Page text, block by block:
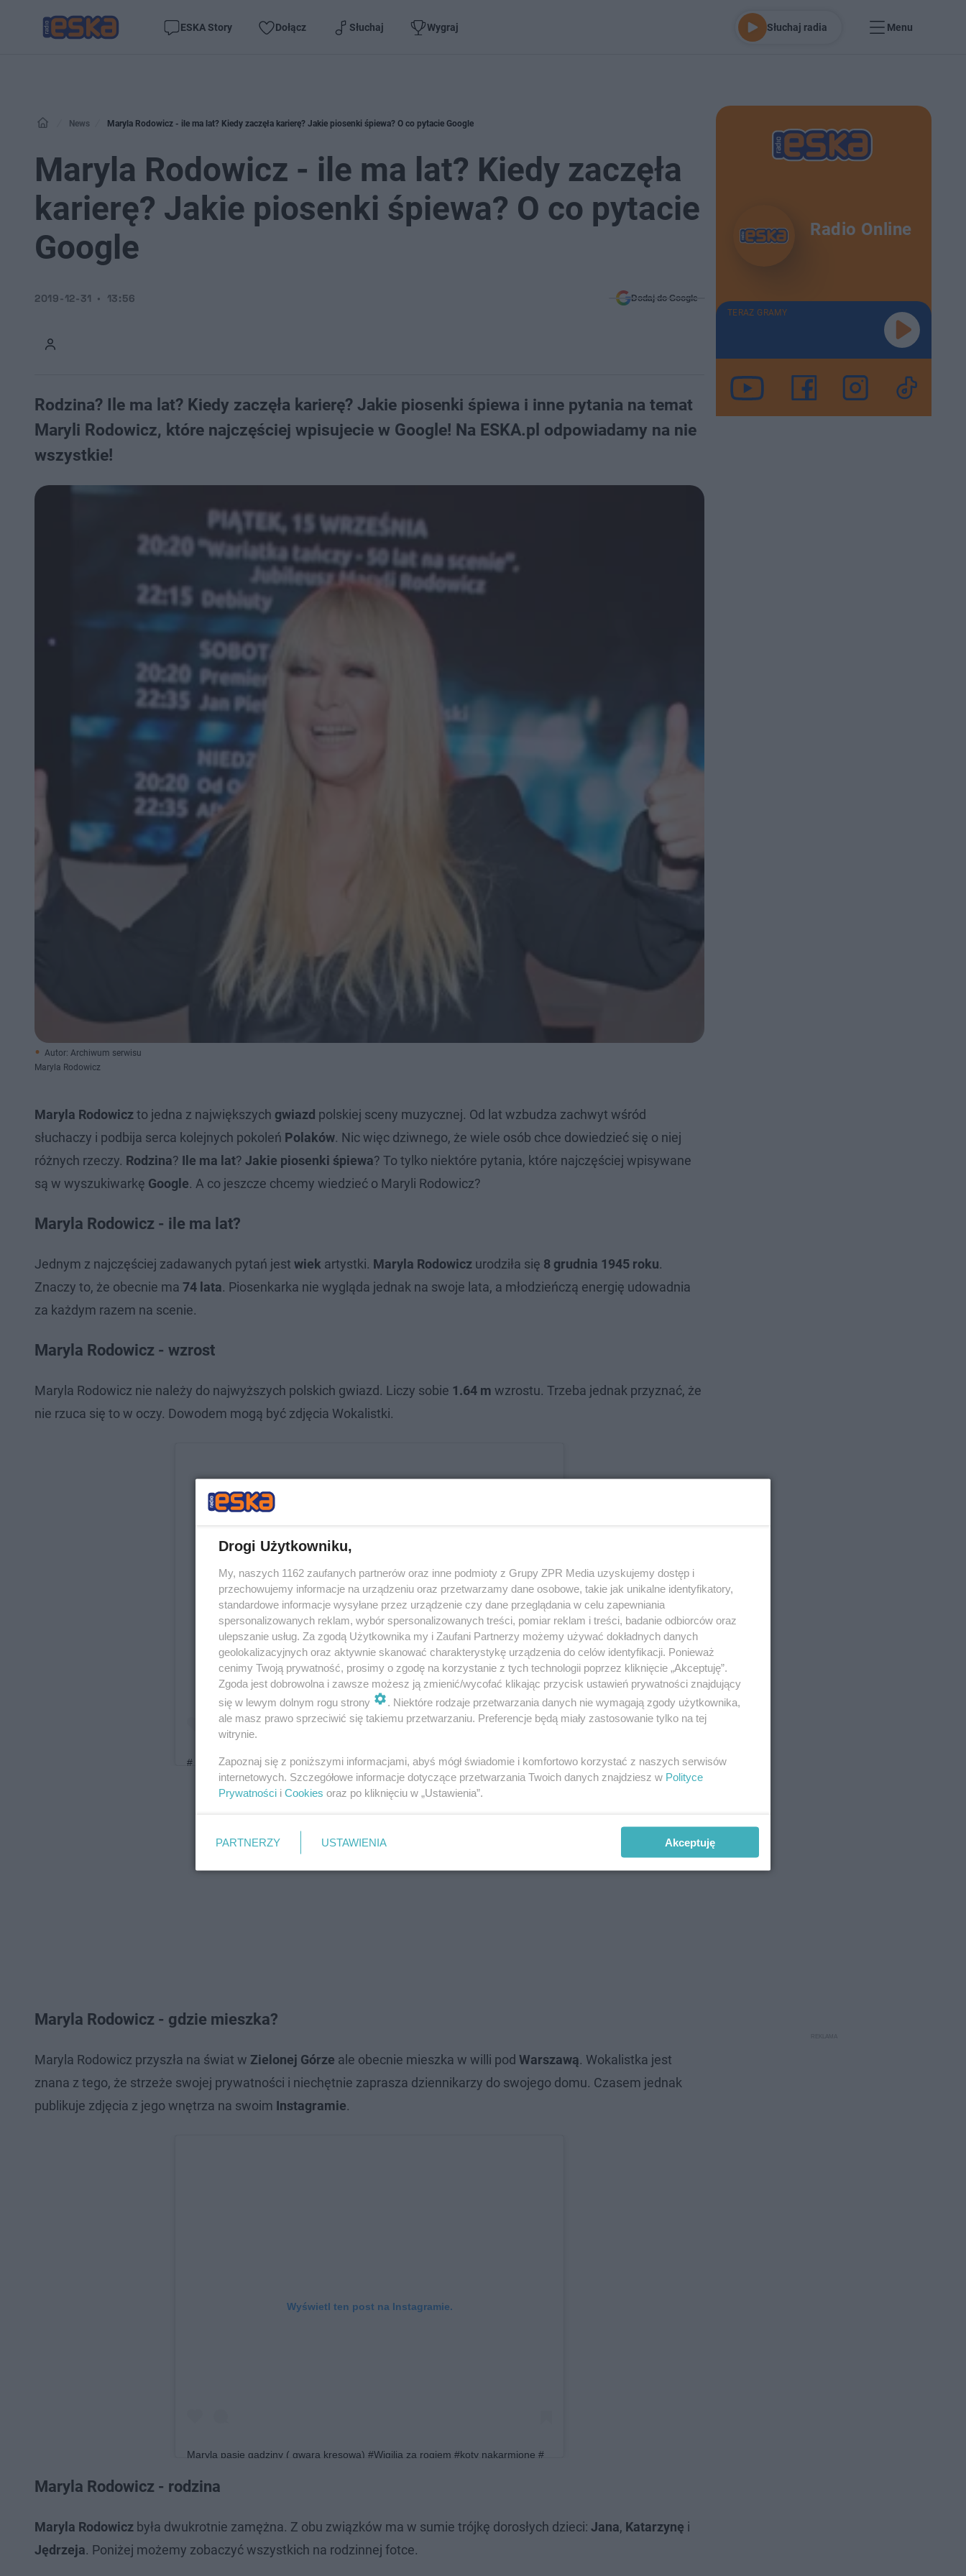
ESKA Story Dołącz Słuchaj Wygraj Słuchaj radia Menu
News Maryla Rodowicz - ile ma lat? Kiedy zaczęła karierę? Jakie piosenki śpiewa? O co pytacie Google
Maryla Rodowicz - ile ma lat? Kiedy zaczęła
karierę? Jakie piosenki śpiewa? O co pytacie
Google
2019-12-31 13:56 Dodaj do Google
Rodzina? Ile ma lat? Kiedy zaczęła karierę? Jakie piosenki śpiewa i inne pytania na temat
Maryli Rodowicz, które najczęściej wpisujecie w Google! Na ESKA.pl odpowiadamy na nie
wszystkie!
Autor: Archiwum serwisu
Maryla Rodowicz
Maryla Rodowiczto jedna z największych gwiazd polskiej sceny muzycznej. Od lat wzbudza zachwyt wśród
słuchaczy i podbija serca kolejnych pokoleń Polaków. Nic więc dziwnego, że wiele osób chce dowiedzieć się o niej
różnych rzeczy. Rodzina? Ile ma lat? Jakie piosenki śpiewa? To tylko niektóre pytania, które najczęściej wpisywane
są w wyszukiwarkę Google. A co jeszcze chcemy wiedzieć o Maryli Rodowicz?
Maryla Rodowicz - ile ma lat?
Jednym z najczęściej zadawanych pytań jest wiek artystki. Maryla Rodowicz urodziła się 8 grudnia 1945 roku.
Znaczy to, że obecnie ma 74 lata. Piosenkarka nie wygląda jednak na swoje lata, a młodzieńczą energię udowadnia
za każdym razem na scenie.
Maryla Rodowicz - wzrost
Maryla Rodowicz nie należy do najwyższych polskich gwiazd. Liczy sobie 1.64 m wzrostu. Trzeba jednak przyznać, że
nie rzuca się to w oczy. Dowodem mogą być zdjęcia Wokalistki.
Wyświetl ten post na Instagramie.
# z Golcami #za kulisami #proba sylwestrowa #do zobaczenia jutro pod scena #
Post udostępniony przez Maryla Rodowicz(@mary_la_la)
Maryla Rodowicz - gdzie mieszka?
Maryla Rodowicz przyszła na świat w Zielonej Górze ale obecnie mieszka w willi pod Warszawą. Wokalistka jest
znana z tego, że strzeże swojej prywatności i niechętnie zaprasza dziennikarzy do swojego domu. Czasem jednak
publikuje zdjęcia z jego wnętrza na swoim Instagramie.
Wyświetl ten post na Instagramie.
Maryla pasie gadziny ( gwara kresowa) #Wigilia za rogiem #koty nakarmione #
Wesolych Swiat #
Maryla Rodowicz - rodzina
Maryla Rodowicz była dwukrotnie zamężna. Z obu związków ma w sumie trójkę dorosłych dzieci: Jana, Katarzynę i
Jędrzeja. Poniżej możemy zobaczyć wszystkich na rodzinnej fotce.
Radio Online
TERAZ GRAMY
Drogi Użytkowniku,
My, naszych 1162 zaufanych partnerów oraz inne podmioty z Grupy ZPR Media uzyskujemy dostęp i
przechowujemy informacje na urządzeniu oraz przetwarzamy dane osobowe, takie jak unikalne identyfikatory,
standardowe informacje wysyłane przez urządzenie czy dane przeglądania w celu zapewniania
spersonalizowanych reklam, wybór spersonalizowanych treści, pomiar reklam i treści, badanie odbiorców oraz
ulepszanie usług. Za zgodą Użytkownika my i Zaufani Partnerzy możemy używać dokładnych danych
geolokalizacyjnych oraz aktywnie skanować charakterystykę urządzenia do celów identyfikacji. Ponieważ
cenimy Twoją prywatność, prosimy o zgodę na korzystanie z tych technologii poprzez kliknięcie „Akceptuję”.
Zgoda jest dobrowolna i zawsze możesz ją zmienić/wycofać klikając przycisk ustawień prywatności znajdujący
się w lewym dolnym rogu strony
. Niektóre rodzaje przetwarzania danych nie wymagają zgody użytkownika,
ale masz prawo sprzeciwić się takiemu przetwarzaniu. Preferencje będą miały zastosowanie tylko na tej
witrynie.
Zapoznaj się z poniższymi informacjami, abyś mógł świadomie i komfortowo korzystać z naszych serwisów
internetowych. Szczegółowe informacje dotyczące przetwarzania Twoich danych znajdziesz w Polityce
Prywatności i Cookies oraz po kliknięciu w „Ustawienia”.
PARTNERZY USTAWIENIA Akceptuję